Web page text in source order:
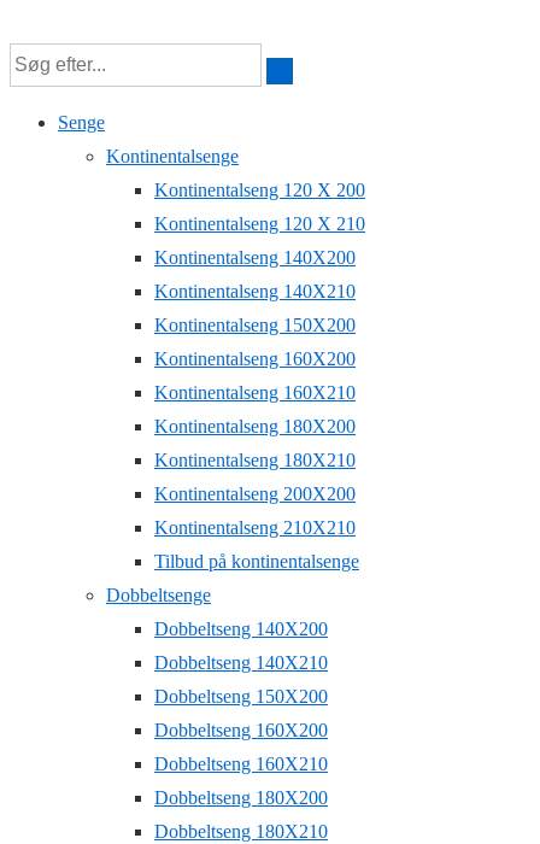
Hop
til
hovedindhold
Senge
Kontinentalsenge
Kontinentalseng 120 X 200
Kontinentalseng 120 X 210
Kontinentalseng 140X200
Kontinentalseng 140X210
Kontinentalseng 150X200
Kontinentalseng 160X200
Kontinentalseng 160X210
Kontinentalseng 180X200
Kontinentalseng 180X210
Kontinentalseng 200X200
Kontinentalseng 210X210
Tilbud på kontinentalsenge
Dobbeltsenge
Dobbeltseng 140X200
Dobbeltseng 140X210
Dobbeltseng 150X200
Dobbeltseng 160X200
Dobbeltseng 160X210
Dobbeltseng 180X200
Dobbeltseng 180X210